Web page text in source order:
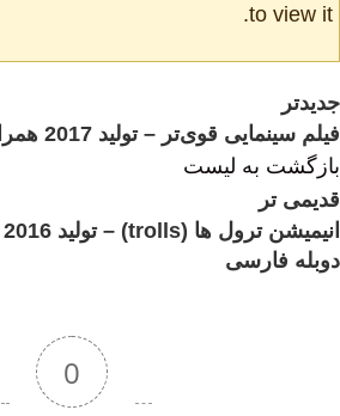
to view it.
جدیدتر
فیلم سینمایی قوی‌تر – تولید 2017 همراه با دوبله فارسی
بازگشت به لیست
قدیمی تر
دوبله فارسی
0